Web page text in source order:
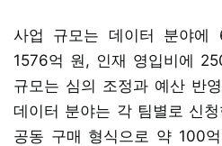
사업 규모는 데이터 분야에
1576억 원, 인재 영입비에
규모는 심의 조정과 예산 반
데이터 분야는 각 팀별로 신
공동 구매 형식으로 약 100